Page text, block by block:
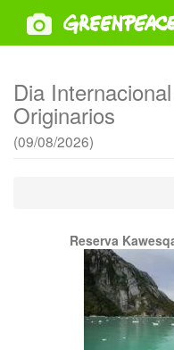
Dia
Originarios
(09/08/2026)
Reserva